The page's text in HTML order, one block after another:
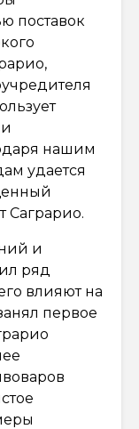
поставок
нашим
удается
Саграрио.
и
ряд
влияют на
первое